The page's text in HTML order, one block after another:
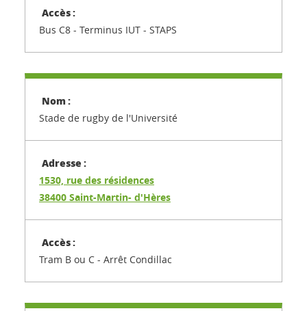
Bus C8 - Terminus IUT - STAPS
Stade de rugby de l'Université
1530, rue des résidences
38400 Saint-Martin- d'Hères
Tram B ou C - Arrêt Condillac